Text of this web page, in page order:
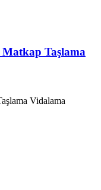
Taşlama
Vidalama